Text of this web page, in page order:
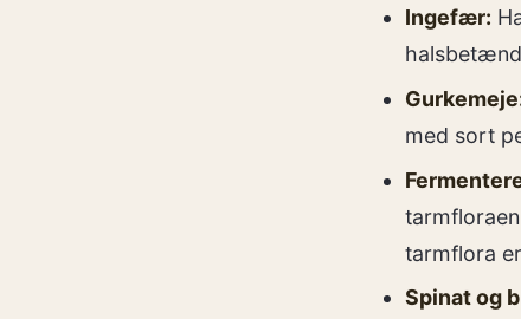
Ingefær:
med sort
tarmflora
Spinat og